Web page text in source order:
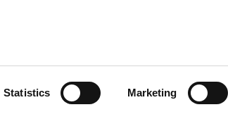
Statistics Marketing
// P.IVA 01543490344 // credits